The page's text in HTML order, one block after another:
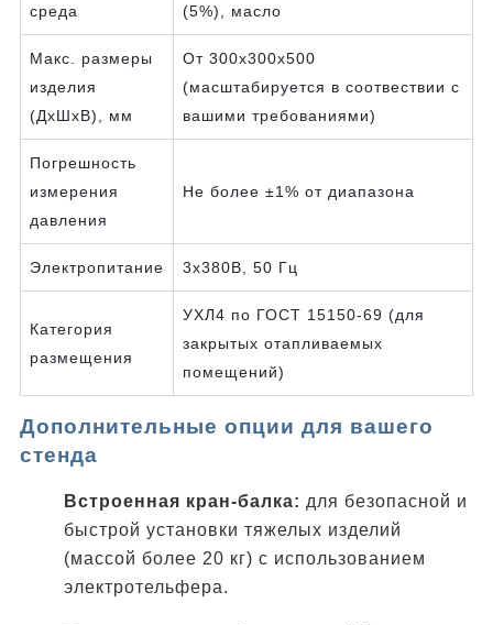
среда
(5%), масло
Макс. размеры
изделия
(ДхШхВ), мм
От 300х300х500
(масштабируется в соотвествии с
вашими требованиями)
Погрешность
измерения
давления
Не более ±1% от диапазона
Электропитание 3х380В, 50 Гц
Категория
размещения
УХЛ4 по ГОСТ 15150-69 (для
закрытых отапливаемых
помещений)
Дополнительные опции для вашего
стенда
Встроенная кран-балка: для безопасной и
быстрой установки тяжелых изделий
(массой более 20 кг) с использованием
электротельфера.